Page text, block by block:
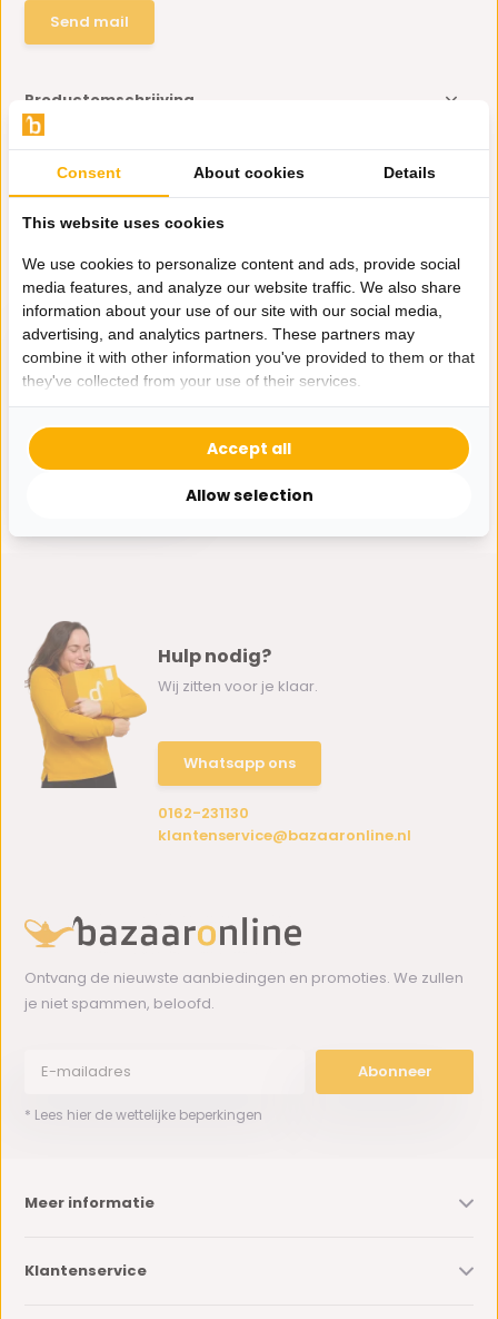
Send mail
Productomschrijving
Specificaties
Delen
Eerder bekeken door jou
- Champagne kleur
Hulp nodig?
Wij zitten voor je klaar.
Whatsapp ons
0162-231130
klantenservice@bazaaronline.nl
Ontvang de nieuwste aanbiedingen en promoties. We zullen
je niet spammen, beloofd.
Abonneer
* Lees hier de wettelijke beperkingen
Meer informatie
Klantenservice
Consent About cookies Details
This website uses cookies
We use cookies to personalize content and ads, provide social
media features, and analyze our website traffic. We also share
information about your use of our site with our social media,
advertising, and analytics partners. These partners may
combine it with other information you've provided to them or that
they've collected from your use of their services.
Allow selection
Accept all